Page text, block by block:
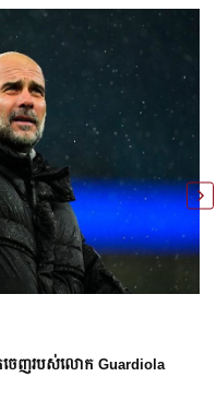
ចេញរបស់លោក Guardiola